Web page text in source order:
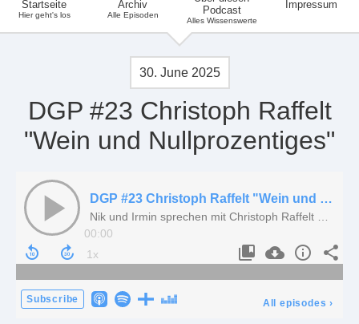
Startseite
Hier geht's los
Archiv
Alle Episoden
Podcast
Alles Wissenswerte
Impressum
30. June 2025
DGP #23 Christoph Raffelt
"Wein und Nullprozentiges"
DGP #23 Christoph Raffelt "Wein und Nullprozentiges"
Nik und Irmin sprechen mit Christoph Raffelt über Weine, Naturweine, Wein am Sonntag und Fermentation als Schlüssel zu alkoholfreien Getränken
00:00
Subscribe All episodes ›